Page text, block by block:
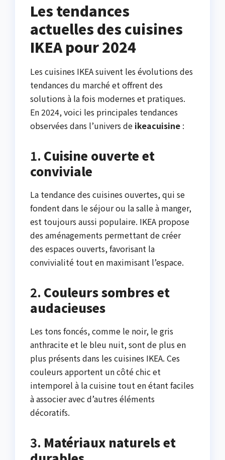
Les tendances
actuelles des cuisines
IKEA pour 2024
Les cuisines IKEA suivent les évolutions des
tendances du marché et offrent des
solutions à la fois modernes et pratiques.
En 2024, voici les principales tendances
observées dans l’univers de ikeacuisine :
1. Cuisine ouverte et
conviviale
La tendance des cuisines ouvertes, qui se
fondent dans le séjour ou la salle à manger,
est toujours aussi populaire. IKEA propose
des aménagements permettant de créer
des espaces ouverts, favorisant la
convivialité tout en maximisant l’espace.
2. Couleurs sombres et
audacieuses
Les tons foncés, comme le noir, le gris
anthracite et le bleu nuit, sont de plus en
plus présents dans les cuisines IKEA. Ces
couleurs apportent un côté chic et
intemporel à la cuisine tout en étant faciles
à associer avec d’autres éléments
décoratifs.
3. Matériaux naturels et